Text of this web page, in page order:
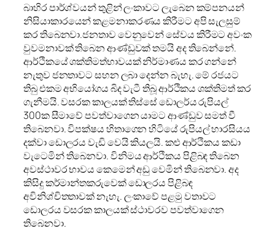
බාහිර පාර්ශ්වයන් තුළින් ලංකාවට ලැබෙන කම්පනයන්
නිසියාකාරයෙන් කළමනාකරණය කිරීමට අපි සැලසුම්
කර තිබෙනවා.ජනතාව වෙනුවෙන් සේවය කිරීමට අවංක
වුවමනාවක් තිබෙන ආණ්ඩුවක් තමයි අද තිබෙන්නේ.
ආර්ථිකයේ ශක්තිමත්භාවයක් නිර්මාණය කර ගන්නේ
නැතුව ජනතාවට සහන ලබා දෙන්න බැහැ. මේ රජයට
තිබු එකම අභියෝගය බිද වැටී තිබූ ආර්ථිකය ශක්තිමත් කර
ගැනීමයි. වසරක කාලයක් තිස්සේ ඩොලර්ය රුපියල්
300ක සීමාවේ පවත්වාගෙන යාමට ආණ්ඩුව සමත් වී
තිබෙනවා. විපක්ෂය හිතාගෙන හිටියේ රුපියල් හාරසියය
දක්වා ඩොලරය වැඩි වෙයි කියලයි. කළු ආර්ථිකය කඩා
වැටෙමින් තිබෙනවා. විනිමය ආර්ථිකය පිළිබඳ තිබෙන
අවස්ථාවර භාවය කෙමෙන් අඩු වෙමින් තිබෙනවා. අද
කිසිදු කර්මාන්තකරුවෙක් ඩොලරය පිළිබඳ
අවිනිශ්චිතතාවක් නැහැ. ලංකාවේ පළමු වතාවට
ඩොලරය වසරක කාලයක් ස්ථාවරව පවත්වාගෙන
තිබෙනවා.